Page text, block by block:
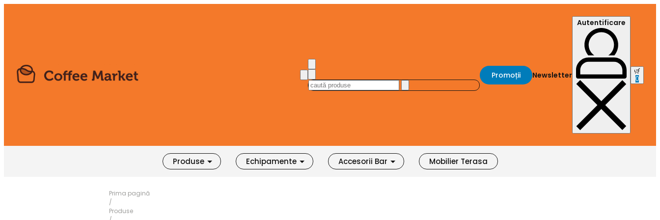
Promoții Newsletter
Autentificare
0
Produse Echipamente Accesorii Bar Mobilier Terasa
Prima pagină
/
Produse